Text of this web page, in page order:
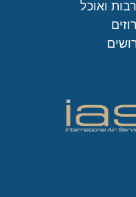
ואוכל